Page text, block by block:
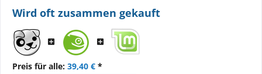
Wird oft zusammen gekauft
Preis für alle: 39,40 € *